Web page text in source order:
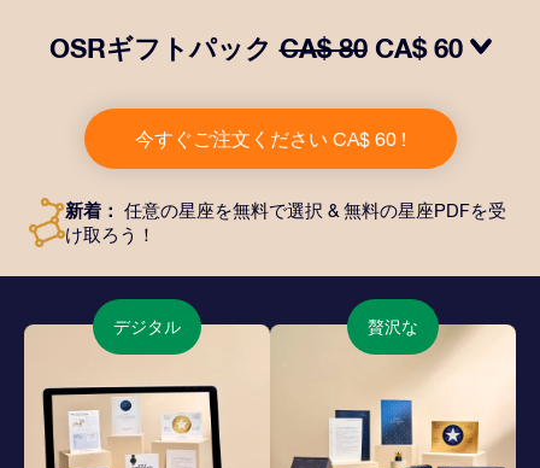
OSRギフトパックCA$ 80 CA$ 60
所に送付される美しい封筒とカスタマイズされたドキュ
メント、デジタルドキュメントが含まれている他、弊社
のアプリを無料で利用できます。大切や人や友達に永遠
今すぐご注文ください CA$ 60 !
新着： 任意の星座を無料で選択 & 無料の星座PDFを受
け取ろう！
デジタル 贅沢な